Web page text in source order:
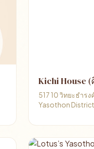
Kichi House (
517 10 วิทยะธำร
Yasothon